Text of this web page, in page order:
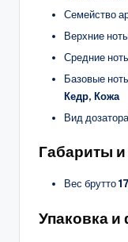
Семейство
Верхние
Средние
Базовые
Кедр, Кожа
Вид дозатора
Габариты и
Вес брутто
Упаковка